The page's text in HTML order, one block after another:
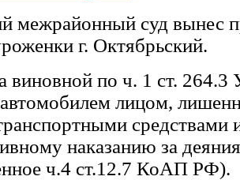
межрайонный суд вынес
г. Октябрьский.
виновной по ч. 1 ст.
лицом,
средствами
наказанию за
ч.4 ст.12.7 КоАП РФ).